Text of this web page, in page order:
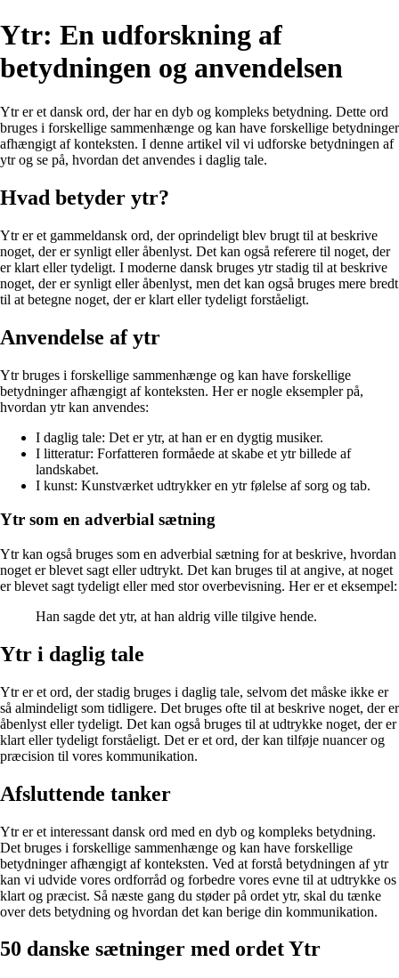
Ytr: En udforskning af
betydningen og anvendelsen
Ytr er et dansk ord, der har en dyb og kompleks betydning. Dette ord
bruges i forskellige sammenhænge og kan have forskellige betydninger
afhængigt af konteksten. I denne artikel vil vi udforske betydningen af
ytr og se på, hvordan det anvendes i daglig tale.
Hvad betyder ytr?
Ytr er et gammeldansk ord, der oprindeligt blev brugt til at beskrive
noget, der er synligt eller åbenlyst. Det kan også referere til noget, der
er klart eller tydeligt. I moderne dansk bruges ytr stadig til at beskrive
noget, der er synligt eller åbenlyst, men det kan også bruges mere bredt
til at betegne noget, der er klart eller tydeligt forståeligt.
Anvendelse af ytr
Ytr bruges i forskellige sammenhænge og kan have forskellige
betydninger afhængigt af konteksten. Her er nogle eksempler på,
hvordan ytr kan anvendes:
I daglig tale: Det er ytr, at han er en dygtig musiker.
I litteratur: Forfatteren formåede at skabe et ytr billede af
landskabet.
I kunst: Kunstværket udtrykker en ytr følelse af sorg og tab.
Ytr som en adverbial sætning
Ytr kan også bruges som en adverbial sætning for at beskrive, hvordan
noget er blevet sagt eller udtrykt. Det kan bruges til at angive, at noget
er blevet sagt tydeligt eller med stor overbevisning. Her er et eksempel:
Han sagde det ytr, at han aldrig ville tilgive hende.
Ytr i daglig tale
Ytr er et ord, der stadig bruges i daglig tale, selvom det måske ikke er
så almindeligt som tidligere. Det bruges ofte til at beskrive noget, der er
åbenlyst eller tydeligt. Det kan også bruges til at udtrykke noget, der er
klart eller tydeligt forståeligt. Det er et ord, der kan tilføje nuancer og
præcision til vores kommunikation.
Afsluttende tanker
Ytr er et interessant dansk ord med en dyb og kompleks betydning.
Det bruges i forskellige sammenhænge og kan have forskellige
betydninger afhængigt af konteksten. Ved at forstå betydningen af ytr
kan vi udvide vores ordforråd og forbedre vores evne til at udtrykke os
klart og præcist. Så næste gang du støder på ordet ytr, skal du tænke
over dets betydning og hvordan det kan berige din kommunikation.
50 danske sætninger med ordet Ytr